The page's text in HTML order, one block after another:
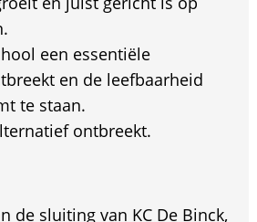
een essentiële
en de leefbaarheid
te staan.
ontbreekt.
de sluiting van KC De Binck,